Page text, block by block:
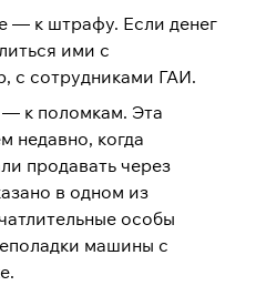
— к штрафу. Если денег
ими с
с сотрудниками ГАИ.
к поломкам. Эта
недавно, когда
продавать через
в одном из
особы
машины с